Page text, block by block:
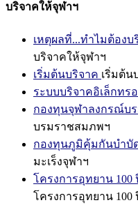
บริจาคให้จุฬาฯ
เหตุผลที่...ทำไมต้องบ
บริจาคให้จุฬาฯ
เริ่มต้นบริจาค เริ่มต้น
ระบบบริจาคอิเล็กทร
กองทุนจุฬาลงกรณ์บ
บรมราชสมภพฯ
กองทุนภูมิคุ้มกันบำบัด
มะเร็งจุฬาฯ
โครงการอุทยาน
โครงการอุทยาน